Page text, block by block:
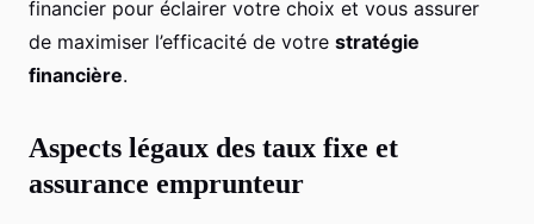
financier pour éclairer votre choix et vous assurer
de maximiser l’efficacité de votre stratégie
financière.
Aspects légaux des taux fixe et
assurance emprunteur